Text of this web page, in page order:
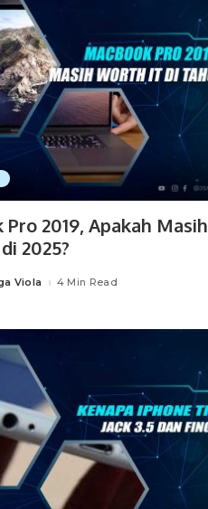
Pro 2019, Apakah Masih
2025?
Viola 4 Min Read